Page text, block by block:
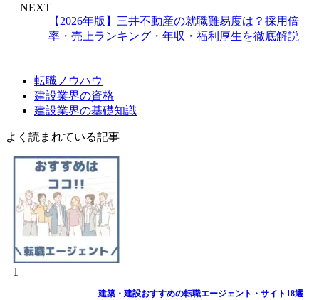
NEXT
【2026年版】三井不動産の就職難易度は？採用倍
率・売上ランキング・年収・福利厚生を徹底解説
転職ノウハウ
建設業界の資格
建設業界の基礎知識
よく読まれている記事
1
建築・建設おすすめの転職エージェント・サイト18選